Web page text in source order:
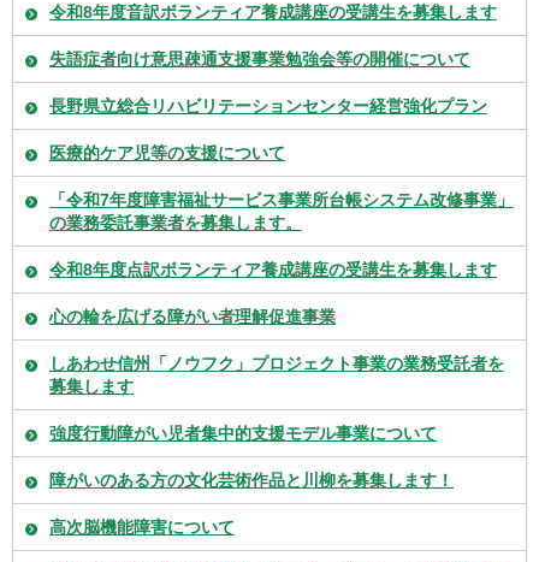
令和8年度音訳ボランティア養成講座の受講生を募集します
失語症者向け意思疎通支援事業勉強会等の開催について
長野県立総合リハビリテーションセンター経営強化プラン
医療的ケア児等の支援について
「令和7年度障害福祉サービス事業所台帳システム改修事業」
の業務委託事業者を募集します。
令和8年度点訳ボランティア養成講座の受講生を募集します
心の輪を広げる障がい者理解促進事業
しあわせ信州「ノウフク」プロジェクト事業の業務受託者を
募集します
強度行動障がい児者集中的支援モデル事業について
障がいのある方の文化芸術作品と川柳を募集します！
高次脳機能障害について